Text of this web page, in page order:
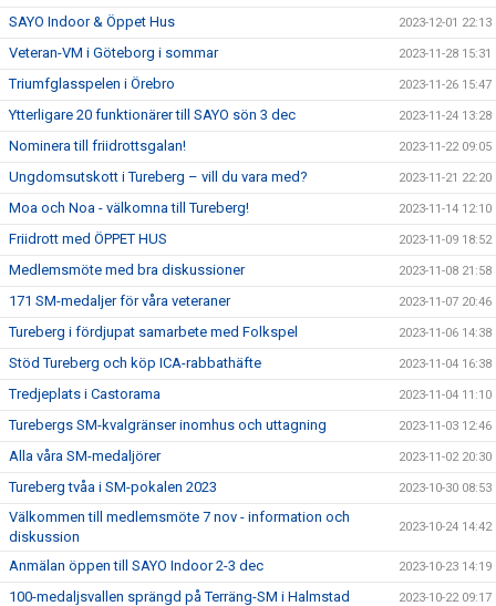
SAYO Indoor & Öppet Hus 2023-12-01 22:13
Veteran-VM i Göteborg i sommar 2023-11-28 15:31
Triumfglasspelen i Örebro 2023-11-26 15:47
Ytterligare 20 funktionärer till SAYO sön 3 dec 2023-11-24 13:28
Nominera till friidrottsgalan! 2023-11-22 09:05
Ungdomsutskott i Tureberg – vill du vara med? 2023-11-21 22:20
Moa och Noa - välkomna till Tureberg! 2023-11-14 12:10
Friidrott med ÖPPET HUS 2023-11-09 18:52
Medlemsmöte med bra diskussioner 2023-11-08 21:58
171 SM-medaljer för våra veteraner 2023-11-07 20:46
Tureberg i fördjupat samarbete med Folkspel 2023-11-06 14:38
Stöd Tureberg och köp ICA-rabbathäfte 2023-11-04 16:38
Tredjeplats i Castorama 2023-11-04 11:10
Turebergs SM-kvalgränser inomhus och uttagning 2023-11-03 12:46
Alla våra SM-medaljörer 2023-11-02 20:30
Tureberg tvåa i SM-pokalen 2023 2023-10-30 08:53
Välkommen till medlemsmöte 7 nov - information och
diskussion
2023-10-24 14:42
Anmälan öppen till SAYO Indoor 2-3 dec 2023-10-23 14:19
100-medaljsvallen sprängd på Terräng-SM i Halmstad 2023-10-22 09:17